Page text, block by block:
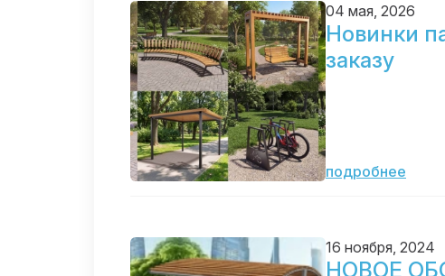
04 мая, 2026
Новинки
заказу
подробнее
16 ноября, 2024
НОВОЕ